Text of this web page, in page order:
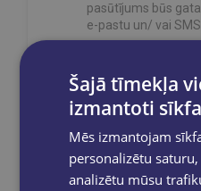
pasūtījums būs
e-pastu un/ vai SMS.
Dalies sociālajos tīklos:
Šajā tīmekļa
izmantoti
Mēs izmantojam
personalizētu
analizētu mūsu